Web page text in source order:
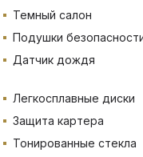
Темный салон
Подушки
Датчик дождя
Легкосплавные диски
Защита картера
Тонированные стекла